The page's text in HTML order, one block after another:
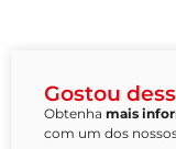
Gostou
Obtenha mais
com um dos